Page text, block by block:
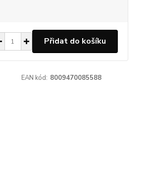
Přidat do košíku
EAN kód: 8009470085588